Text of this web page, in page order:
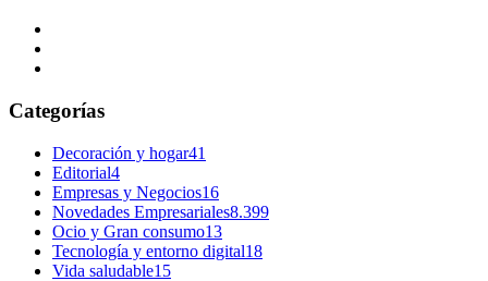
Categorías
Decoración y hogar41
Editorial4
Empresas y Negocios16
Novedades Empresariales8.399
Ocio y Gran consumo13
Tecnología y entorno digital18
Vida saludable15